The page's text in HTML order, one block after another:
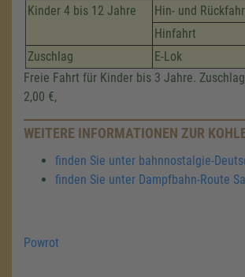
Kinder 4 bis 12 Jahre
Hin- und
Hinfahrt
Zuschlag
E-Lok
Freie Fahrt für Kinder bis 3 Jahre.
2,00 €,
WEITERE INFORMATIONEN ZUR
finden Sie unter bahnnostalgie-
finden Sie unter Dampfbahn-Route
Powrot